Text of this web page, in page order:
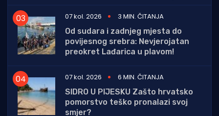
07 kol. 2026
3 MIN. ČITANJA
Od sudara i zadnjeg mjesta do
povijesnog srebra: Nevjerojatan
preokret Lađarica u plavom!
07 kol. 2026
6 MIN. ČITANJA
SIDRO U PIJESKU Zašto hrvatsko
pomorstvo teško pronalazi svoj
smjer?